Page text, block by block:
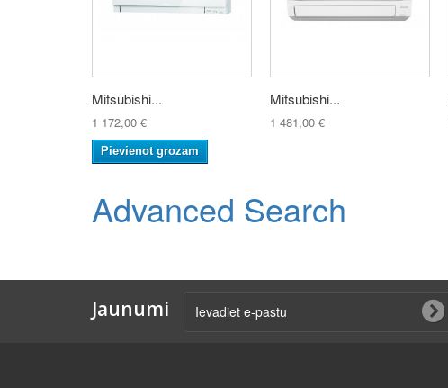
Mitsubishi...
1 172,00 €
Pievienot grozam
Mitsubishi...
1 481,00 €
Advanced Search
Jaunumi